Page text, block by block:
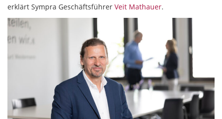
erklärt Sympra Geschäftsführer Veit Mathauer.